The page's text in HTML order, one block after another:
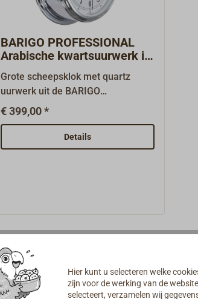
BARIGO PROFESSIONAL
Arabische kwartsuurwerk in
verchroomd me
Grote scheepsklok met quartz
uurwerk uit de BARIGO
PROFESIONELL serie: De grote
instrumenten serie voor de
scheepvaart.Prachtige kwartsklok
Zwarte Woud was oorspronkelijk
een fabrikant van precisie-
uurwerken voor het meten van
luchtdruk en biedt nu een breed
scala aan meetinstrumenten en
€ 399,00 *
Details
Hier kunt u selecteren welke
zijn voor de werking van de
selecteert, verzamelen wij